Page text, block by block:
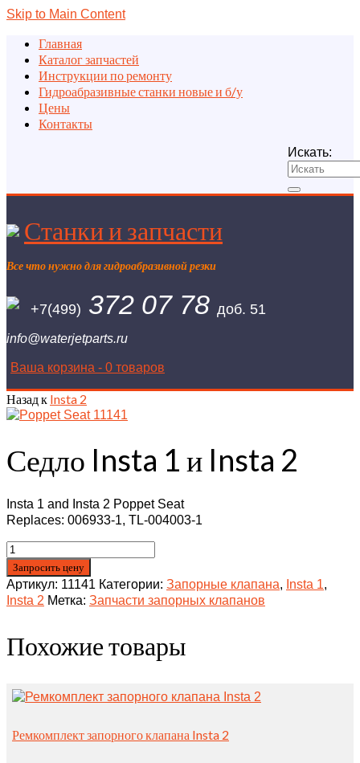
Skip to Main Content
Главная
Каталог запчастей
Инструкции по ремонту
Гидроабразивные станки новые и б/у
Цены
Контакты
Искать:
Станки и запчасти
Все что нужно для гидроабразивной резки
+7(499) 372 07 78 доб. 51
info@waterjetparts.ru
Ваша корзина - 0 товаров
Назад к Insta 2
Седло Insta 1 и Insta 2
Insta 1 and Insta 2 Poppet Seat
Replaces: 006933‑1, TL‑004003‑1
Запросить цену
Артикул: 11141 Категории: Запорные клапана, Insta 1,
Insta 2 Метка: Запчасти запорных клапанов
Похожие товары
Ремкомплект запорного клапана Insta 2